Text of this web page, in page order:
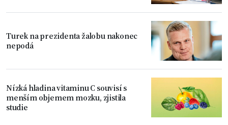
Turek na prezidenta žalobu nakonec
nepodá
Nízká hladina vitaminu C souvisí s
menším objemem mozku, zjistila
studie